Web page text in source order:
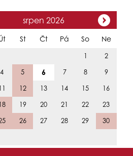
srpen 2026
St Čt Pá So Ne
1 2
4 5 6 7 8 9
11 12 13 14 15 16
18 19 20 21 22 23
26 27 28 29 30